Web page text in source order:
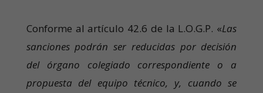
Conforme al artículo 42.6 de la L.O.G.P. «Las
sanciones podrán ser reducidas por decisión
del órgano colegiado correspondiente o a
propuesta del equipo técnico, y, cuando se